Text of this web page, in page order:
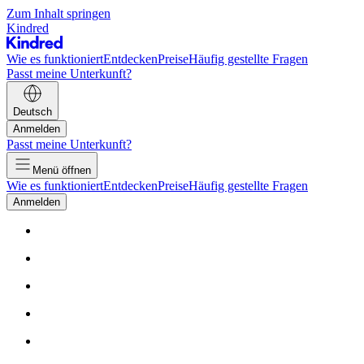
Zum Inhalt springen
Kindred
Wie es funktioniertEntdeckenPreiseHäufig gestellte Fragen
Passt meine Unterkunft?
Deutsch
Anmelden
Passt meine Unterkunft?
Menü öffnen
Wie es funktioniertEntdeckenPreiseHäufig gestellte Fragen
Anmelden